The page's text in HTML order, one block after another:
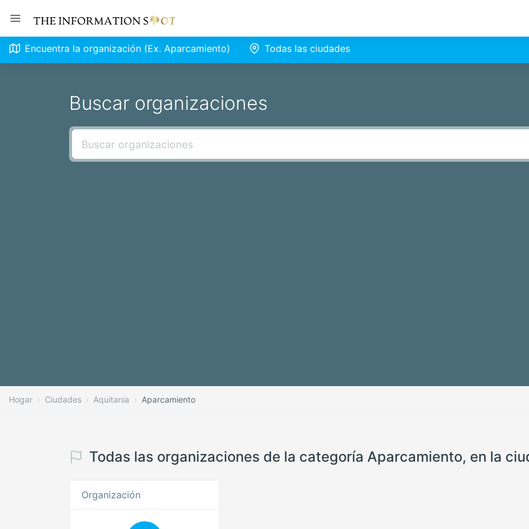
Encuentra la organización (Ex. Aparcamiento) Todas las ciudades
Buscar organizaciones
Hogar Ciudades Aquitania Aparcamiento
Todas las organizaciones de la categoría Aparcamiento, en la
Organización